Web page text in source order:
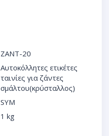
ZANT-20
Αυτοκόλλητες ετικέτες
ταινίες για ζάντες
σμάλτου(κρύσταλλος)
SYM
1 kg